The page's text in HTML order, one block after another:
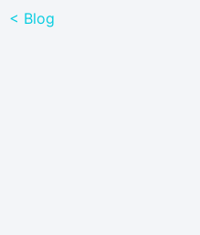
< Blog